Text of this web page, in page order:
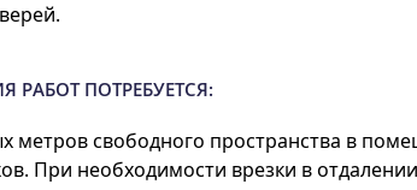
РАБОТ ПОТРЕБУЕТСЯ:
метров свободного пространства в
При необходимости врезки в